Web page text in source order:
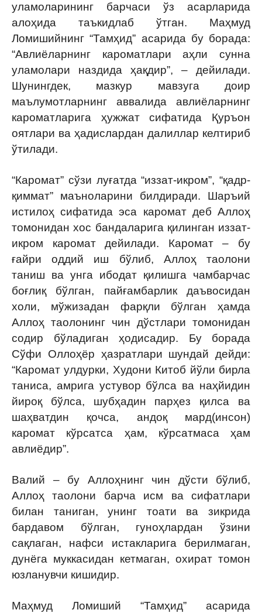
уламоларининг барчаси ўз асарларида
алоҳида таъкидлаб ўтган. Маҳмуд
Ломишийнинг “Тамҳид” асарида бу борада:
“Авлиёларнинг кароматлари аҳли сунна
уламолари наздида ҳақдир”, – дейилади.
Шунингдек, мазкур мавзуга доир
маълумотларнинг аввалида авлиёларнинг
кароматларига ҳужжат сифатида Қуръон
оятлари ва ҳадислардан далиллар келтириб
ўтилади.
“Каромат” сўзи луғатда “иззат-икром”, “қадр-
қиммат” маъноларини билдиради. Шаръий
истилоҳ сифатида эса каромат деб Аллоҳ
томонидан хос бандаларига қилинган иззат-
икром каромат дейилади. Каромат – бу
ғайри оддий иш бўлиб, Аллоҳ таолони
таниш ва унга ибодат қилишга чамбарчас
боғлиқ бўлган, пайғамбарлик даъвосидан
холи, мўжизадан фарқли бўлган ҳамда
Аллоҳ таолонинг чин дўстлари томонидан
содир бўладиган ҳодисадир. Бу борада
Сўфи Оллоҳёр ҳазратлари шундай дейди:
“Каромат улдурки, Худони Китоб йўли бирла
таниса, амрига устувор бўлса ва наҳйидин
йироқ бўлса, шубҳадин парҳез қилса ва
шаҳватдин қочса, андоқ мард(инсон)
каромат кўрсатса ҳам, кўрсатмаса ҳам
авлиёдир”.
Валий – бу Аллоҳнинг чин дўсти бўлиб,
Аллоҳ таолони барча исм ва сифатлари
билан таниган, унинг тоати ва зикрида
бардавом бўлган, гуноҳлардан ўзини
сақлаган, нафси истакларига берилмаган,
дунёга муккасидан кетмаган, охират томон
юзланувчи кишидир.
Маҳмуд Ломиший “Тамҳид” асарида